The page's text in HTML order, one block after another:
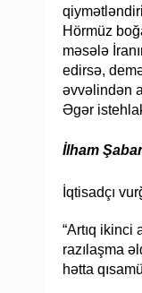
Hörmüz
məsələ
edirsə,
əvvəlindən
Əgər
İlham
İqtisadçı
“Artıq ikinci
razılaşma
hətta